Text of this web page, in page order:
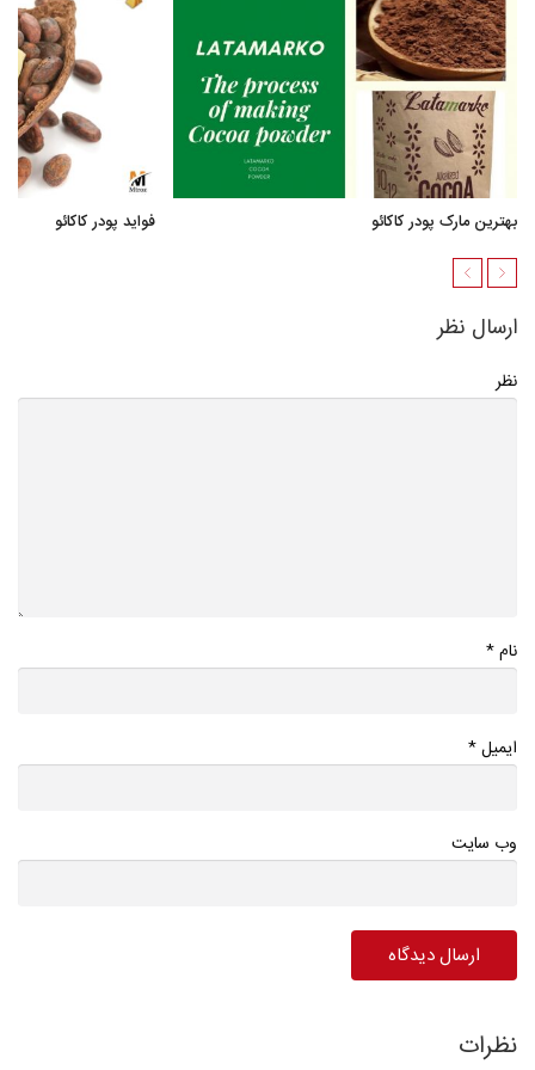
بهترین مارک پودر کاکائو فواید پودر کاکائو
ارسال نظر
نظر
نام*
ایمیل*
وب سایت
نظرات